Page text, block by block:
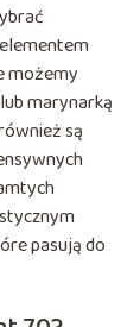
możemy
marynarką
są
pasują do